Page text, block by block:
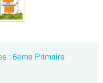
: 6eme Primaire